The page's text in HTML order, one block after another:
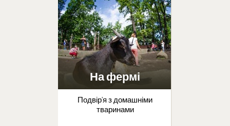
На фермі
Подвір’я з домашніми
тваринами